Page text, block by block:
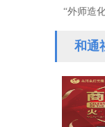
“外师造
陈玉
和通